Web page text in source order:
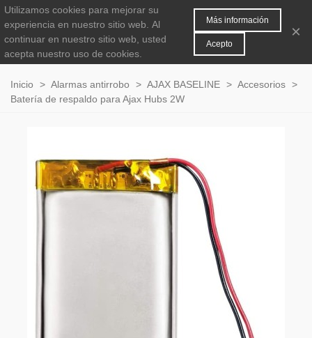
0
Inicio > Alarmas antirrobo > AJAX BASELINE > Accesorios >
Batería de respaldo para Ajax Hubs 2W
Utilizamos cookies para mejorar su
experiencia en nuestro sitio web. Al
continuar en nuestro sitio web, usted
acepta nuestro uso de cookies.
Más información
Acepto
×